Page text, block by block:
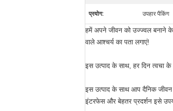
प्रयोग: उपहार पैकिंग
हमें अपने जीवन को उज्ज्वल बनाने
वाले आश्चर्य का पता लगाएं!
इस उत्पाद के साथ, हर दिन त्वचा
इस उत्पाद के साथ आप दैनिक
इंटरफेस और बेहतर प्रदर्शन इसे